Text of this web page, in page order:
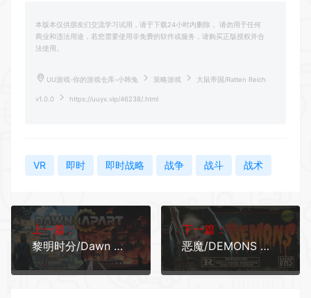
本版本仅供朋友们交流学习试用，请于下载24小时内删除， 请勿用于任何
商业和违法用途，若您需要使用非免费的软件或服务，请购买正版授权并合
法使用。
UU游戏-你的游戏仓库-小韩兔 策略游戏 大鼠帝国/Ratten Reich
v1.0.0 https://uuyx.vip/46238/.html
VR 即时 即时战略 战争 战斗 战术
上一篇：
黎明时分/Dawn Apart
下一篇：
恶魔/DEMONS 单机/网络联机